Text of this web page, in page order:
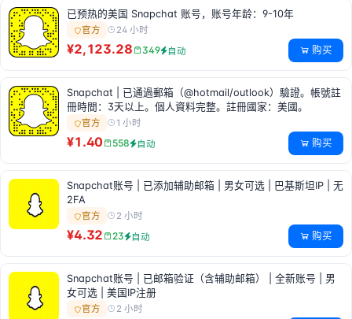
已预热的美国 Snapchat 账号，账号年龄：9-10年
官方 24 小时
¥2,123.28 349 自动 购买
Snapchat | 已通過郵箱（@hotmail/outlook）驗證。帳號註
冊時間：3天以上。個人資料完整。註冊國家：美國。
官方 1 小时
¥1.40 558 自动 购买
Snapchat账号 | 已添加辅助邮箱 | 男女可选 | 巴基斯坦IP | 无
2FA
官方 2 小时
¥4.32 23 自动 购买
Snapchat账号 | 已邮箱验证（含辅助邮箱） | 全新账号 | 男
女可选 | 美国IP注册
官方 2 小时